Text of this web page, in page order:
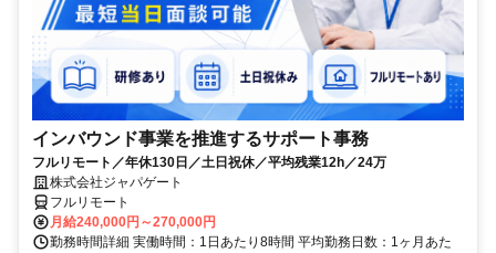
インバウンド事業を推進するサポート事務
フルリモート／年休130日／土日祝休／平均残業12h／24万
株式会社ジャパゲート
フルリモート
月給240,000円～270,000円
勤務時間詳細 実働時間：1日あたり8時間 平均勤務日数：1ヶ月あた